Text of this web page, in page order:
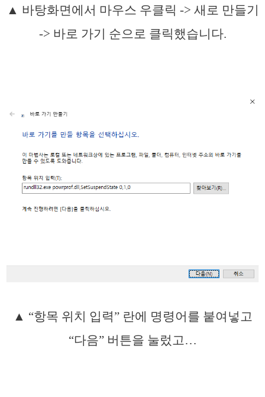
▲ 바탕화면에서 마우스 우클릭 -> 새로 만들기
-> 바로 가기 순으로 클릭했습니다.
▲ “항목 위치 입력” 란에 명령어를 붙여넣고
“다음” 버튼을 눌렀고…